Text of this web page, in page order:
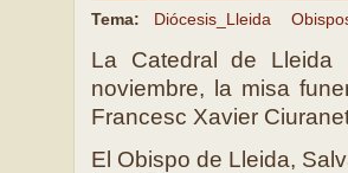
Tema: Diócesis_Lleida
La Catedral de
noviembre, la misa
Francesc Xavier
El Obispo de Lleida,